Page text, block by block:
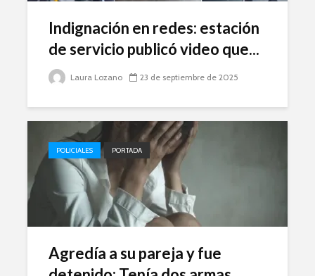
Indignación en redes: estación
de servicio publicó video que...
Laura Lozano 23 de septiembre de 2025
POLICIALES PORTADA
Agredía a su pareja y fue